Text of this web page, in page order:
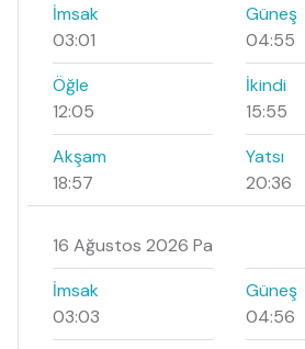
İmsak
03:01
Güneş
04:55
Öğle
12:05
İkindi
15:55
Akşam
18:57
Yatsı
20:36
16 Ağustos 2026 Pa
İmsak
03:03
Güneş
04:56